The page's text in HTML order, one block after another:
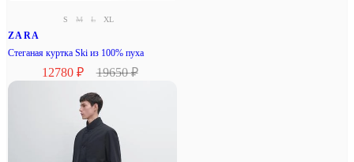
S M L XL
ZARA
Стеганая куртка Ski из 100% пуха
12780 ₽ 19650 ₽